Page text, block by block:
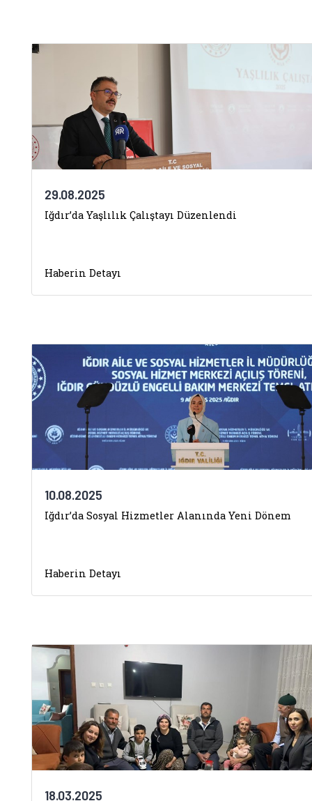
29.08.2025
Iğdır’da Yaşlılık Çalıştayı Düzenlendi
Haberin Detayı
10.08.2025
Iğdır’da Sosyal Hizmetler Alanında Yeni Dönem
Haberin Detayı
18.03.2025